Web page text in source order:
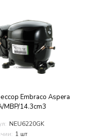
Embraco Aspera
MBP/14.3cm3
NEU6220GK
1 шт